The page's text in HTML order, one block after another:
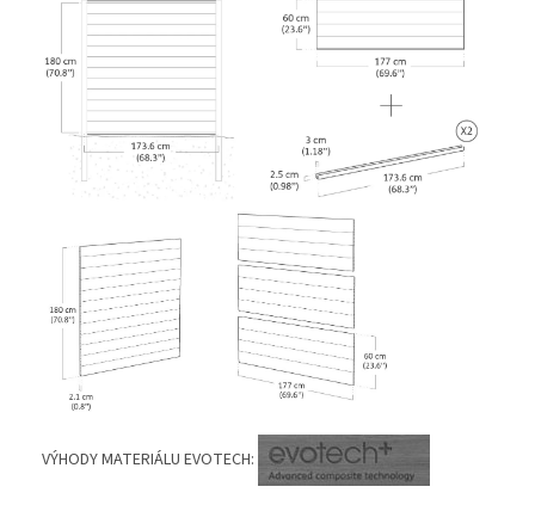
VÝHODY MATERIÁLU EVOTECH: